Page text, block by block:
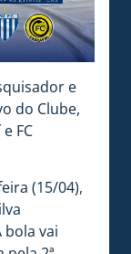
e
do Clube,
FC
(15/04),
bola vai